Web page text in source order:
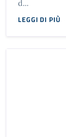
d...
LEGGI DI PIÙ